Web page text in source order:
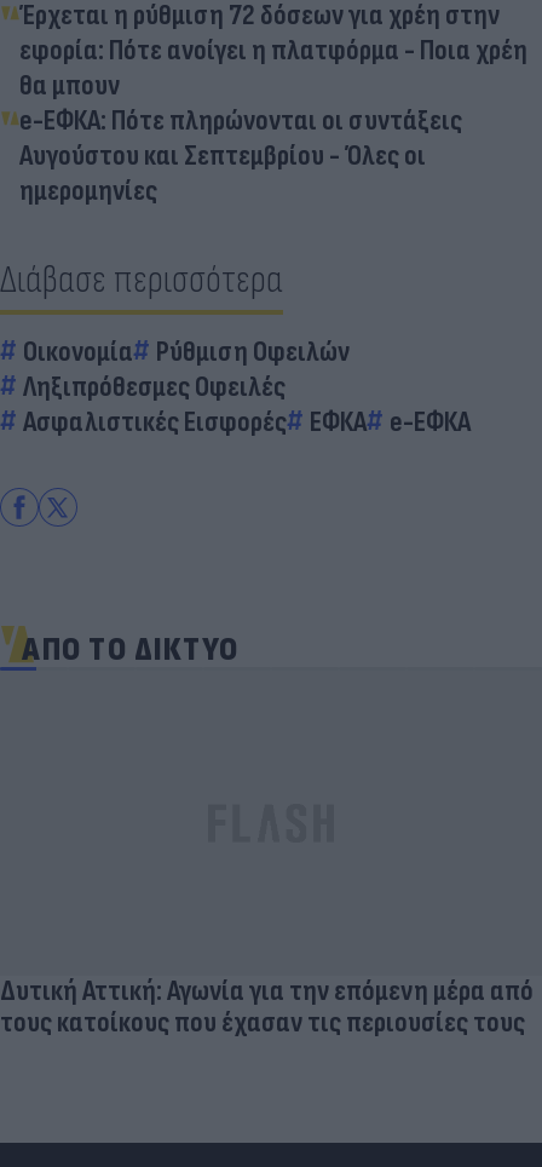
Έρχεται η ρύθμιση 72 δόσεων για χρέη στην
εφορία: Πότε ανοίγει η πλατφόρμα - Ποια χρέη
θα μπουν
e-ΕΦΚΑ: Πότε πληρώνονται οι συντάξεις
Αυγούστου και Σεπτεμβρίου - Όλες οι
ημερομηνίες
Διάβασε περισσότερα
Οικονομία
Ρύθμιση Οφειλών
Ληξιπρόθεσμες Οφειλές
Ασφαλιστικές Εισφορές
ΕΦΚΑ e-ΕΦΚΑ
ΑΠΟ ΤΟ ΔΙΚΤΥΟ
από
Επανεκκίνηση της ηλεκτρικής
τη συμμετοχή της Γαλλικής Meridiam